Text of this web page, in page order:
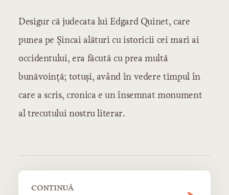
Desigur că judecata lui Edgard Quinet, care
punea pe Şincai alături cu istoricii cei mari ai
occidentului, era făcută cu prea multă
bunăvoinţă; totuşi, având în vedere timpul în
care a scris, cronica e un însemnat monument
al trecutului nostru literar.
CONTINUĂ